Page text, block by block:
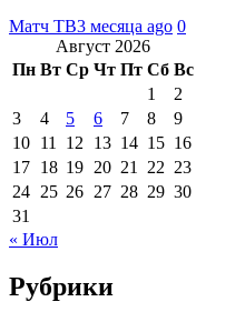
Матч ТВ3 месяца ago 0
Август 2026
Пн Вт Ср Чт Пт Сб Вс
1
2
3
4 5 6 7 8
9
10 11 12 13 14 15 16
17 18 19 20 21 22 23
24 25 26 27 28 29 30
31
« Июл
Рубрики